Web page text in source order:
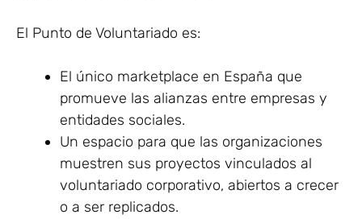
El Punto de Voluntariado es:
El único marketplace en España que
promueve las alianzas entre empresas y
entidades sociales.
Un espacio para que las organizaciones
muestren sus proyectos vinculados al
voluntariado corporativo, abiertos a crecer
o a ser replicados.